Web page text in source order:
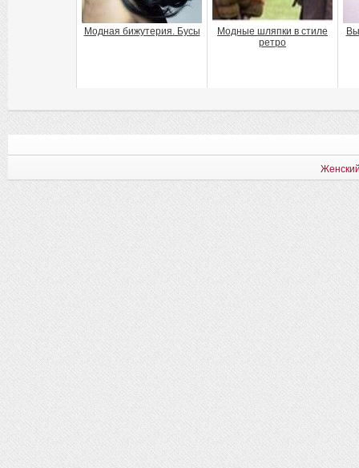
Модная бижутерия. Бусы
Модные шляпки в стиле
ретро